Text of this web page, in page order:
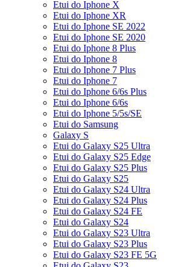
Etui do Iphone X
Etui do Iphone XR
Etui do Iphone SE 2022
Etui do Iphone SE 2020
Etui do Iphone 8 Plus
Etui do Iphone 8
Etui do Iphone 7 Plus
Etui do Iphone 7
Etui do Iphone 6/6s Plus
Etui do Iphone 6/6s
Etui do Iphone 5/5s/SE
Etui do Samsung
Galaxy S
Etui do Galaxy S25 Ultra
Etui do Galaxy S25 Edge
Etui do Galaxy S25 Plus
Etui do Galaxy S25
Etui do Galaxy S24 Ultra
Etui do Galaxy S24 Plus
Etui do Galaxy S24 FE
Etui do Galaxy S24
Etui do Galaxy S23 Ultra
Etui do Galaxy S23 Plus
Etui do Galaxy S23 FE 5G